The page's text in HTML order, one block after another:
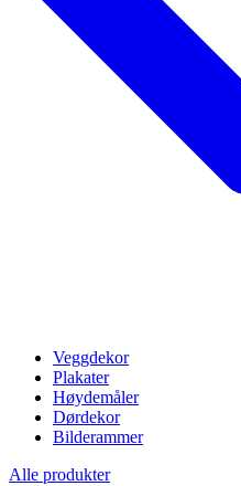
Veggdekor
Plakater
Høydemåler
Dørdekor
Bilderammer
Alle produkter